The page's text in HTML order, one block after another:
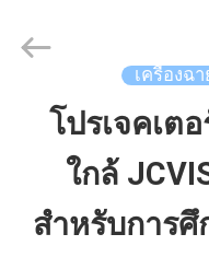
บ้าน
ผลิตภัณฑ์
Shenzhen
Junction
เครื่องฉ
โปรเจคเต
ใกล้
สำหรับการ